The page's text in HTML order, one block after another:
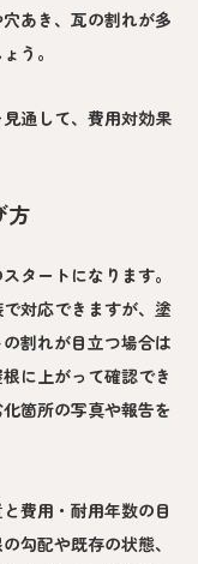
あき、瓦の割れが多
う。
通して、費用対効果
方
タートになります。
対応できますが、塗
割れが目立つ場合は
に上がって確認でき
箇所の写真や報告を
費用・耐用年数の目
勾配や既存の状態、